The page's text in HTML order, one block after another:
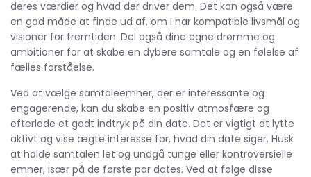
deres værdier og hvad der driver dem. Det kan også være
en god måde at finde ud af, om I har kompatible livsmål og
visioner for fremtiden. Del også dine egne drømme og
ambitioner for at skabe en dybere samtale og en følelse af
fælles forståelse.
Ved at vælge samtaleemner, der er interessante og
engagerende, kan du skabe en positiv atmosfære og
efterlade et godt indtryk på din date. Det er vigtigt at lytte
aktivt og vise ægte interesse for, hvad din date siger. Husk
at holde samtalen let og undgå tunge eller kontroversielle
emner, især på de første par dates. Ved at følge disse